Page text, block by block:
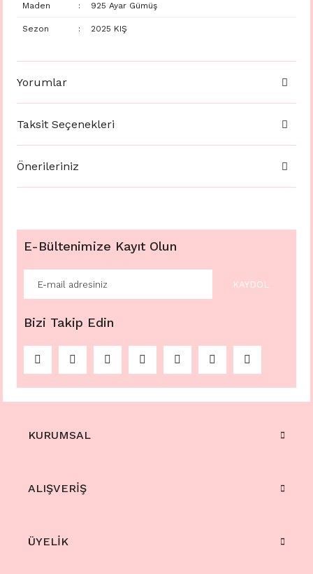
Maden : 925 Ayar Gümüş
Sezon : 2025 KIŞ
Yorumlar
Taksit Seçenekleri
Önerileriniz
E-Bültenimize Kayıt Olun
KAYDOL
Bizi Takip Edin
KURUMSAL
ALIŞVERİŞ
ÜYELİK